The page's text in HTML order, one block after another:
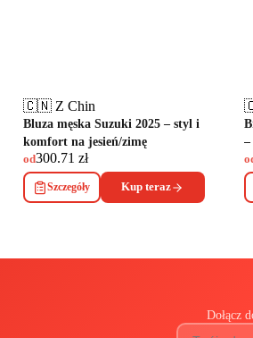
🇨🇳 Z Chin
Bluza męska Suzuki 2025 – styl i
komfort na jesień/zimę
od300.71 zł
Szczegóły Kup teraz
–
Dołącz